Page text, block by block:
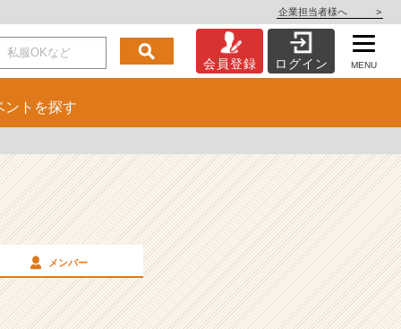
企業担当者様へ >
会員登録 ログイン MENU
ント を探す
メンバー